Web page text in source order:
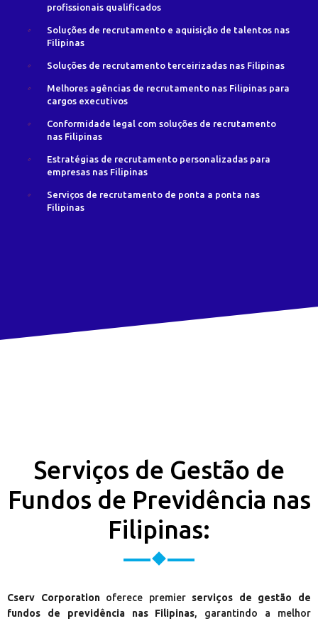
profissionais qualificados
Soluções de recrutamento e aquisição de talentos nas
Filipinas
Soluções de recrutamento terceirizadas nas Filipinas
Melhores agências de recrutamento nas Filipinas para
cargos executivos
Conformidade legal com soluções de recrutamento
nas Filipinas
Estratégias de recrutamento personalizadas para
empresas nas Filipinas
Serviços de recrutamento de ponta a ponta nas
Filipinas
Serviços de Gestão de
Fundos de Previdência nas
Filipinas:
Cserv Corporationoferece premier serviços de gestão de
fundos de previdência nas Filipinas, garantindo a melhor